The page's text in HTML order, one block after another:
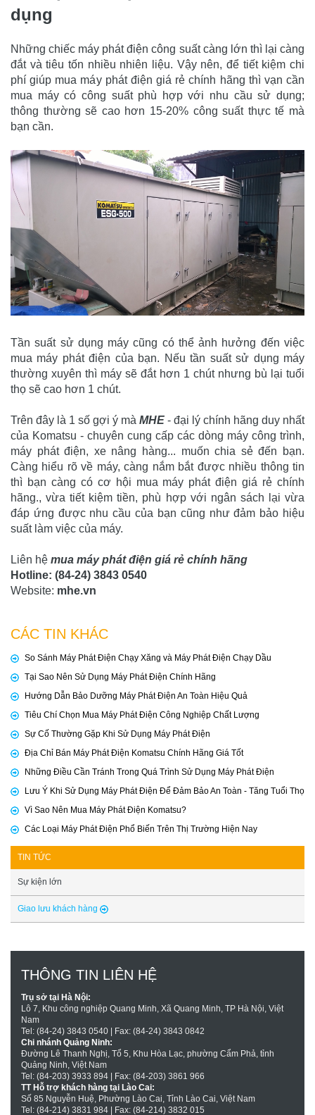
dụng
Những chiếc máy phát điện công suất càng lớn thì lại càng
đắt và tiêu tốn nhiều nhiên liệu. Vậy nên, để tiết kiệm chi
phí giúp mua máy phát điện giá rẻ chính hãng thì vạn cần
mua máy có công suất phù hợp với nhu cầu sử dụng;
thông thường sẽ cao hơn 15-20% công suất thực tế mà
bạn cần.
Tần suất sử dụng máy cũng có thể ảnh hưởng đến việc
mua máy phát điện của bạn. Nếu tần suất sử dụng máy
thường xuyên thì máy sẽ đắt hơn 1 chút nhưng bù lại tuổi
thọ sẽ cao hơn 1 chút.
Trên đây là 1 số gợi ý mà MHE - đại lý chính hãng duy nhất
của Komatsu - chuyên cung cấp các dòng máy công trình,
máy phát điện, xe nâng hàng... muốn chia sẻ đến bạn.
Càng hiểu rõ về máy, càng nắm bắt được nhiều thông tin
thì bạn càng có cơ hội mua máy phát điện giá rẻ chính
hãng., vừa tiết kiệm tiền, phù hợp với ngân sách lại vừa
đáp ứng được nhu cầu của bạn cũng như đảm bảo hiệu
suất làm việc của máy.
Liên hệ mua máy phát điện giá rẻ chính hãng
Hotline: (84-24) 3843 0540
Website: mhe.vn
CÁC TIN KHÁC
So Sánh Máy Phát Điện Chạy Xăng và Máy Phát Điện Chạy Dầu
Tại Sao Nên Sử Dụng Máy Phát Điện Chính Hãng
Hướng Dẫn Bảo Dưỡng Máy Phát Điện An Toàn Hiệu Quả
Tiêu Chí Chọn Mua Máy Phát Điện Công Nghiệp Chất Lượng
Sự Cố Thường Gặp Khi Sử Dụng Máy Phát Điện
Địa Chỉ Bán Máy Phát Điện Komatsu Chính Hãng Giá Tốt
Những Điều Cần Tránh Trong Quá Trình Sử Dụng Máy Phát Điện
Lưu Ý Khi Sử Dụng Máy Phát Điện Để Đảm Bảo An Toàn - Tăng Tuổi Thọ
Vì Sao Nên Mua Máy Phát Điện Komatsu?
Các Loại Máy Phát Điện Phổ Biến Trên Thị Trường Hiện Nay
TIN TỨC
Sự kiện lớn
Giao lưu khách hàng
THÔNG TIN LIÊN HỆ
Trụ sở tại Hà Nội:
Lô 7, Khu công nghiệp Quang Minh, Xã Quang Minh, TP Hà Nội, Việt
Nam
Tel: (84-24) 3843 0540 | Fax: (84-24) 3843 0842
Chi nhánh Quảng Ninh:
Đường Lê Thanh Nghị, Tổ 5, Khu Hòa Lạc, phường Cẩm Phả, tỉnh
Quảng Ninh, Việt Nam
Tel: (84-203) 3933 894 | Fax: (84-203) 3861 966
TT Hỗ trợ khách hàng tại Lào Cai:
Số 85 Nguyễn Huệ, Phường Lào Cai, Tỉnh Lào Cai, Việt Nam
Tel: (84-214) 3831 984 | Fax: (84-214) 3832 015